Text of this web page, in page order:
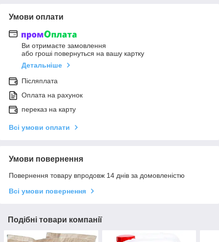
Умови оплати
Ви отримаєте замовлення
або гроші повернуться на вашу картку
Детальніше
Післяплата
Оплата на рахунок
переказ на карту
Всі умови оплати
Умови повернення
Повернення товару впродовж 14 днів за домовленістю
Всі умови повернення
Подібні товари компанії